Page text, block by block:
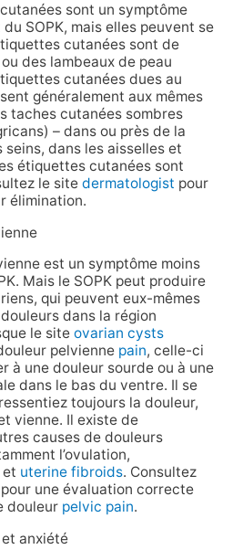
sont un symptôme
SOPK, mais elles peuvent se
cutanées sont de
des lambeaux de peau
cutanées dues au
généralement aux mêmes
taches cutanées sombres
– dans ou près de la
seins, dans les aisselles et
étiquettes cutanées sont
le site dermatologist pour
élimination.
est un symptôme moins
Mais le SOPK peut produire
qui peuvent eux-mêmes
dans la région
le site ovarian cysts
pelvienne pain, celle-ci
à une douleur sourde ou à une
dans le bas du ventre. Il se
toujours la douleur,
vienne. Il existe de
causes de douleurs
l’ovulation,
et uterine fibroids. Consultez
une évaluation correcte
douleur pelvic pain.
et anxiété